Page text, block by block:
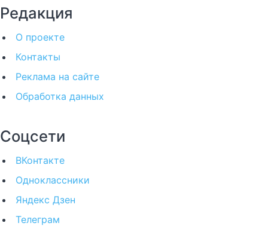
Редакция
О проекте
Контакты
Реклама на сайте
Обработка данных
Соцсети
ВКонтакте
Одноклассники
Яндекс Дзен
Телеграм